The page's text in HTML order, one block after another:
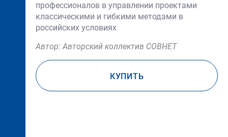
профессионалов в управлении проектами
классическими и гибкими методами в
российских условиях
Автор: Авторский коллектив СОВНЕТ
КУПИТЬ